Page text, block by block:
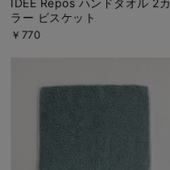
ラー ビスケット
￥770